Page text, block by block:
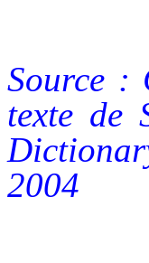
Source :
texte de
2004